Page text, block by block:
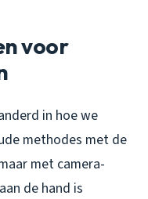
voor
in hoe we
methodes met de
met camera-
de hand is